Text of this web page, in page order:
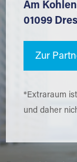
Am
01099
Zur
*Extraraum
und daher